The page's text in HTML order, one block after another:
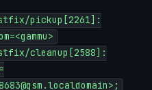
pickup[2261]:
cleanup[2588]: